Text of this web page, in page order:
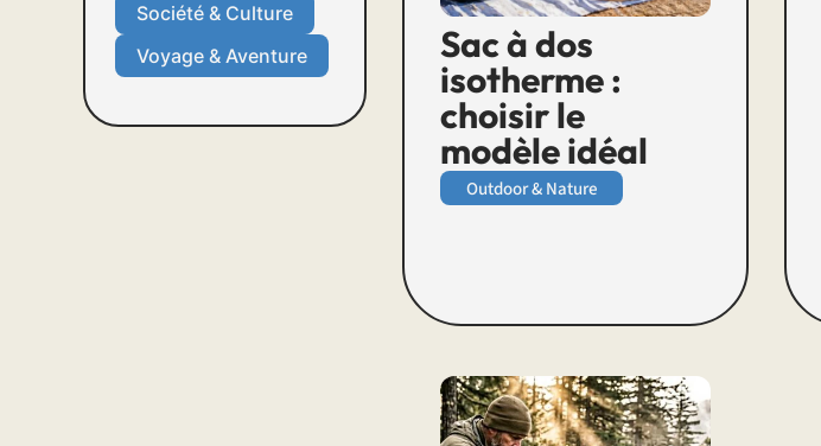
Société & Culture
Voyage & Aventure
Sac à dos
isotherme :
choisir le
modèle idéal
Outdoor & Nature